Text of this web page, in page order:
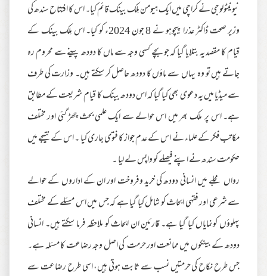
نیونیٹولوجی نے کراچی میں ایک ہیومن مِلک بینک قائم کیا۔ اس کا افتتاح سندھ کی
وزیر صحت ڈاکٹر عذرا پیچوہو نے 8 جون 2024ء کو کیا۔ اس مِلک بینک کے
قیام کا مقصد یہ بتلایا گیا کہ جو بچے کسی وجہ سے ماں کا دودھ پینے سے محروم رہ
جاتے ہیں تو وہ یہاں سے ماؤں کا دودھ حاصل کر سکتے ہیں۔ وزارت کی طرف
سے میڈیا میں یہ دعوی بھی کیا گیا کہ اس دودھ بینک کا قیام شریعت کے مطابق
ہے۔ اس پر ملک بھر میں اس حوالے سے ایک علمی بحث چھڑ گئی اور مختلف
مکاتب فکر کے علماء نے اس کے عدم جواز کا فتوی جاری کیا ۔ اس کے نتیجے میں
حکومت سندھ نے اپنے فیصلے کو واپس لے لیا ۔
رواں مجلے میں انسانی دودھ کی خرید وفروخت اور ان کے اداروں کے حوالے
سے شرعی اور فقہی ابحاث کو شامل کیا گیا ہے کہ جس میں اس مسئلے کے مختلف
پہلوؤں کونمایاں کیا گیا ہے۔ قارئین ان ابحاث کو ملاحظہ فرما سکتے ہیں۔ انسانی
دودھ کے بینکوں میں ممانعت اور حرمت کی اصل وجہ رضاعت کا مسئلہ ہے۔
جس طرح نکاح کی حرمتیں نسب سے ثابت ہوتی ہیں، اسی طرح رضاعت سے